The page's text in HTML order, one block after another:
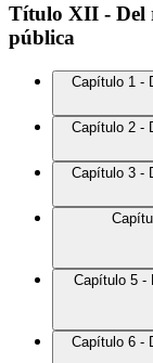
Título XII - Del
pública
Capítulo 1 -
Capítulo 2 -
Capítulo 3 -
Capítulo 5 -
Capítulo 6 -